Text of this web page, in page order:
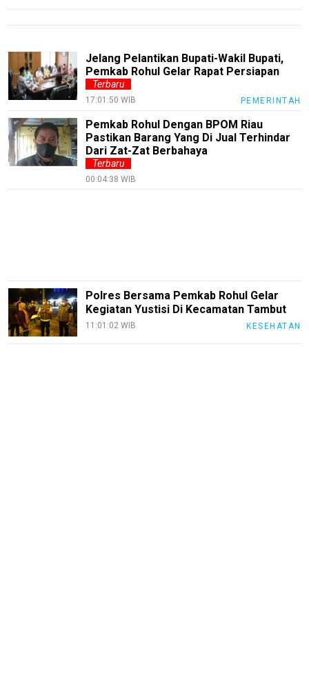
Jelang Pelantikan Bupati-Wakil Bupati,
Pemkab Rohul Gelar Rapat Persiapan
Terbaru
17:01:50 WIB PEMERINTAH
Pemkab Rohul Dengan BPOM Riau
Pastikan Barang Yang Di Jual Terhindar
Dari Zat-Zat Berbahaya
Terbaru
00:04:38 WIB
Polres Bersama Pemkab Rohul Gelar
Kegiatan Yustisi Di Kecamatan Tambut
11:01:02 WIB KESEHATAN
Automotive
Guide
Trending
Smartphone
Guide
EduBudaya
Loker
InfoKepri